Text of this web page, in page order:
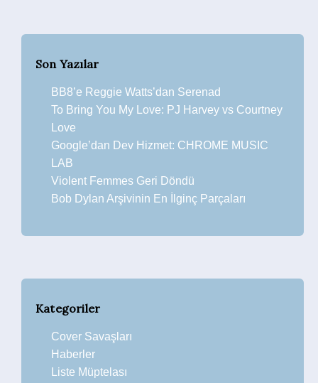
Son Yazılar
BB8’e Reggie Watts’dan Serenad
To Bring You My Love: PJ Harvey vs Courtney
Love
Google’dan Dev Hizmet: CHROME MUSIC
LAB
Violent Femmes Geri Döndü
Bob Dylan Arşivinin En İlginç Parçaları
Kategoriler
Cover Savaşları
Haberler
Liste Müptelası